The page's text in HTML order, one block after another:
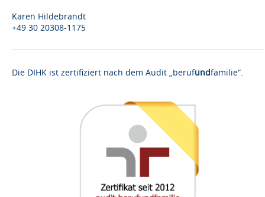
Karen Hildebrandt
+49 30 20308-1175
Die DIHK ist zertifiziert nach dem Audit „berufundfamilie“.